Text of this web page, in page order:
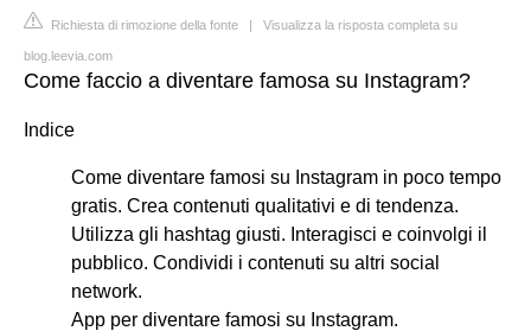
Richiesta di rimozione della fonte | Visualizza la risposta completa su
blog.leevia.com
Come faccio a diventare famosa su Instagram?
Indice
Come diventare famosi su Instagram in poco tempo
gratis. Crea contenuti qualitativi e di tendenza.
Utilizza gli hashtag giusti. Interagisci e coinvolgi il
pubblico. Condividi i contenuti su altri social
network.
App per diventare famosi su Instagram.